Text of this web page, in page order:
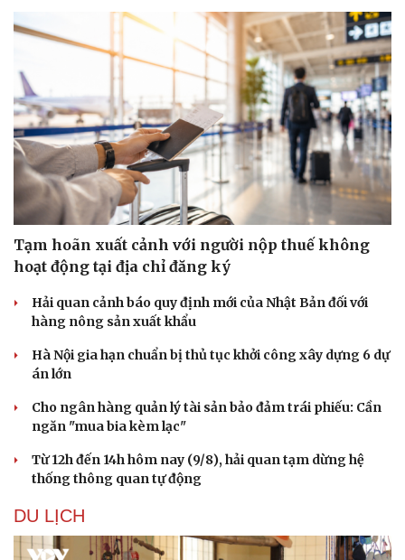
Tạm hoãn xuất cảnh với người nộp thuế không
hoạt động tại địa chỉ đăng ký
Hải quan cảnh báo quy định mới của Nhật Bản đối với
hàng nông sản xuất khẩu
Hà Nội gia hạn chuẩn bị thủ tục khởi công xây dựng 6 dự
án lớn
Cho ngân hàng quản lý tài sản bảo đảm trái phiếu: Cần
ngăn "mua bia kèm lạc"
Từ 12h đến 14h hôm nay (9/8), hải quan tạm dừng hệ
thống thông quan tự động
DU LỊCH